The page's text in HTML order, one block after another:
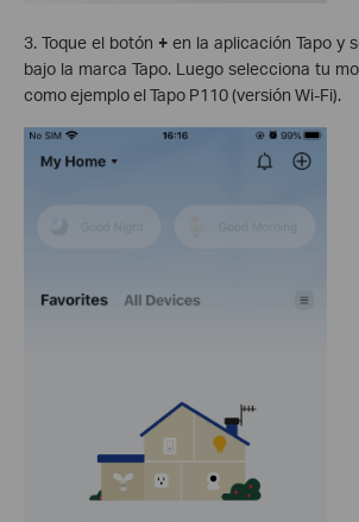
3. Toque el botón + en la aplicación Tapo y
bajo la marca Tapo. Luego selecciona tu
como ejemplo el Tapo P110 (versión Wi-Fi).